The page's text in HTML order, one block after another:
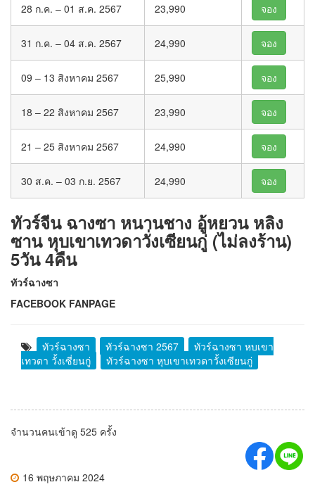
28 ก.ค. – 01 ส.ค. 2567 23,990 จอง
31 ก.ค. – 04 ส.ค. 2567 24,990 จอง
09 – 13 สิงหาคม 2567 25,990 จอง
18 – 22 สิงหาคม 2567 23,990 จอง
21 – 25 สิงหาคม 2567 24,990 จอง
30 ส.ค. – 03 ก.ย. 2567 24,990 จอง
ทัวร์จีน ฉางซา หนานชาง อู้หยวน หลิง
ซาน หุบเขาเทวดาวั่งเซียนกู่ (ไม่ลงร้าน)
5วัน 4คืน
ทัวร์ฉางซา
FACEBOOK FANPAGE
ทัวร์ฉางซา ทัวร์ฉางซา 2567
ทัวร์ฉางซา หุบเขา
เทวดา วั้งเซี่ยนกู่
ทัวร์ฉางซา หุบเขาเทวดาวั้งเซียนกู่
จำนวนคนเข้าดู 525 ครั้ง
16 พฤษภาคม 2024